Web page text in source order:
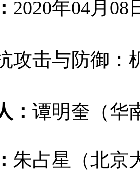
2020年04月
攻击与防御：
： 谭明奎（华
朱占星（北京